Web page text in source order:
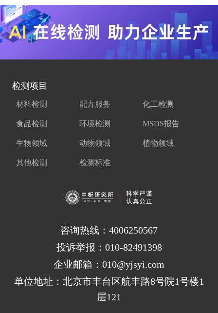
检测项目
材料检测 配方服务 化工检测
食品检测 环境检测 MSDS报告
生物领域 动物领域 植物领域
其他检测 检测标准
咨询热线：4006250567
投诉举报：010-82491398
企业邮箱：010@yjsyi.com
单位地址：北京市丰台区航丰路8号院1号楼1
层121